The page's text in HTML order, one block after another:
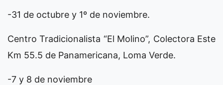
-31 de octubre y 1º de noviembre.
Centro Tradicionalista “El Molino”, Colectora Este
Km 55.5 de Panamericana, Loma Verde.
-7 y 8 de noviembre